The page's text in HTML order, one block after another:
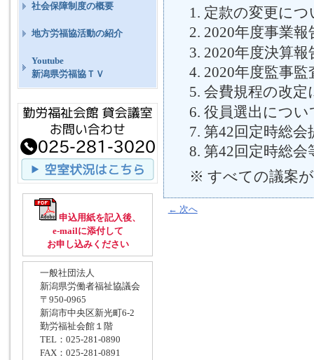
定款の変更に
2020年度事業
2020年度決算
2020年度監事
会費規程の改定
役員選出につい
第42回定時総
第42回定時総
※ すべての議案
← 次へ
社会保障制度の概要
地方労福協活動の紹介
Youtube
新潟県労福協ＴＶ
申込用紙を記入後、
e-mailに添付して
お申し込みください
一般社団法人
新潟県労働者福祉協議会
〒950-0965
新潟市中央区新光町6-2
勤労福祉会館１階
TEL：025-281-0890
FAX：025-281-0891